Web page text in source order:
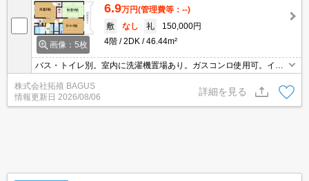
画像：5枚
6.9万円(管理費等：--)
敷
なし 礼
150,000円
4階
2DK 46.44m²
バス・トイレ別。室内に洗濯機置場あり。ガスコンロ使用可。イン
ターネット無料。
株式会社拓殖 BAGUS
情報更新日 2026/08/06
詳細を見る